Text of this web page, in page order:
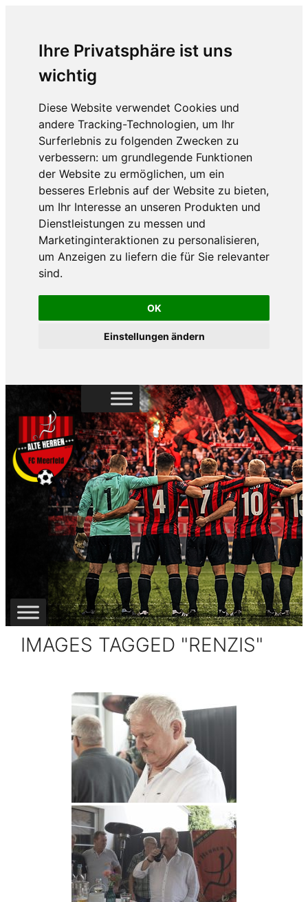
Ihre Privatsphäre ist uns
wichtig
Diese Website verwendet Cookies und
andere Tracking-Technologien, um Ihr
Surferlebnis zu folgenden Zwecken zu
verbessern: um grundlegende Funktionen
der Website zu ermöglichen, um ein
besseres Erlebnis auf der Website zu bieten,
um Ihr Interesse an unseren Produkten und
Dienstleistungen zu messen und
Marketinginteraktionen zu personalisieren,
um Anzeigen zu liefern die für Sie relevanter
sind.
OK
Einstellungen ändern
springen
IMAGES TAGGED "RENZIS"